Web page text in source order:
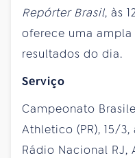
Repórter Brasil, às
oferece uma
resultados do dia.
Serviço
Campeonato
Athletico (PR), 15/3,
Rádio Nacional RJ,